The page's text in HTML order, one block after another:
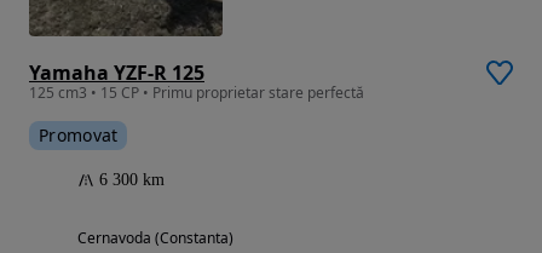
Yamaha YZF-R 125
125 cm3 • 15 CP • Primu proprietar stare perfectă
Promovat
6 300 km
Cernavoda (Constanta)